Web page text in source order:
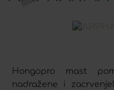
Hongopro mast
nadražene i